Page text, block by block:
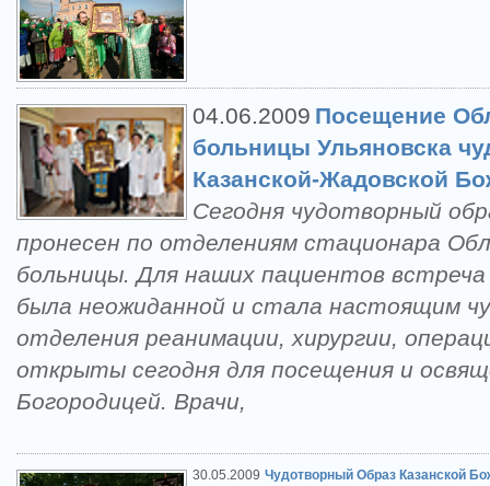
04.06.2009 Посещение
больницы Ульяновска
Казанской-Жадовской
Сегодня чудотворный
пронесен по отделениям стационара
больницы. Для наших пациентов
была неожиданной и стала настоящим
отделения реанимации, хирургии,
открыты сегодня для посещения и
Богородицей. Врачи,
30.05.2009 Чудотворный Образ Казанской